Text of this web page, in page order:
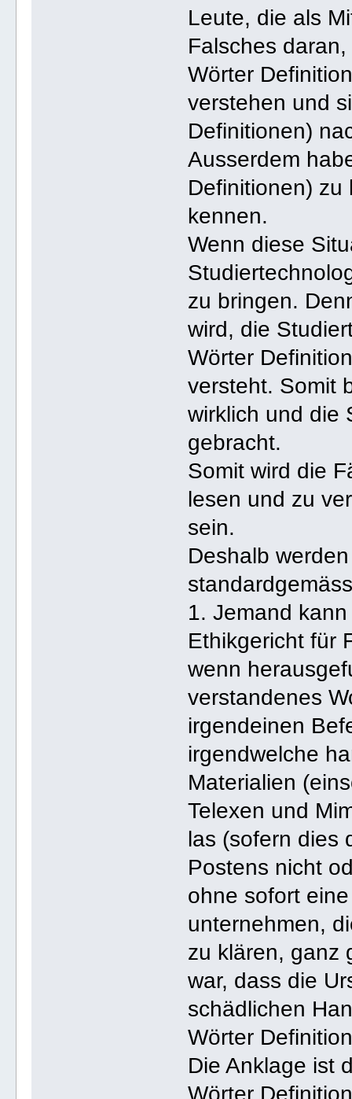
Leute, die als
Falsches
Wörter
verstehen und
Definitionen)
Ausserdem
Definitionen) zu
kennen.
Wenn diese
zu bringen.
wird, die
Wörter
versteht. Somit
wirklich und die
gebracht.
Somit wird die
lesen und zu
sein.
Deshalb
1. Jemand
Ethikgericht für
wenn
verstandenes
irgendeinen
irgendwelche
Materialien
Telexen und
las (sofern dies
Postens nicht
ohne sofort
unternehmen,
zu klären, ganz
war, dass die
schädlichen
Wörter
Die Anklage ist
Wörter